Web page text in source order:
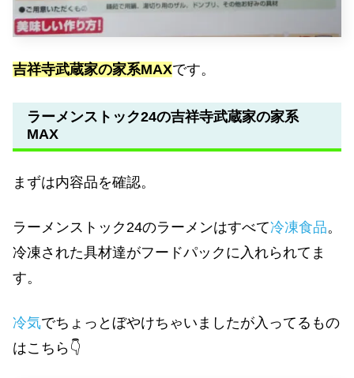
吉祥寺武蔵家の家系MAXです。
ラーメンストック24の吉祥寺武蔵家の家系
MAX
まずは内容品を確認。
ラーメンストック24のラーメンはすべて冷凍食品。
冷凍された具材達がフードパックに入れられてま
す。
冷気でちょっとぼやけちゃいましたが入ってるもの
はこちら👇